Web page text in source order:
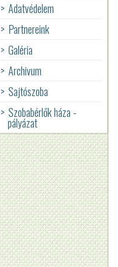
Adatvédelem
Partnereink
Galéria
Archivum
Sajtószoba
Szobabérlők háza -
pályázat